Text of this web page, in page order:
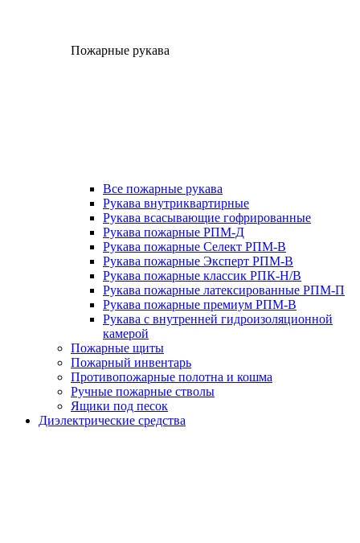
Пожарные рукава
Все пожарные рукава
Рукава внутриквартирные
Рукава всасывающие гофрированные
Рукава пожарные РПМ-Д
Рукава пожарные Селект РПМ-В
Рукава пожарные Эксперт РПМ-В
Рукава пожарные классик РПК-Н/В
Рукава пожарные латексированные РПМ-П
Рукава пожарные премиум РПМ-В
Рукава с внутренней гидроизоляционной
камерой
Пожарные щиты
Пожарный инвентарь
Противопожарные полотна и кошма
Ручные пожарные стволы
Ящики под песок
Диэлектрические средства